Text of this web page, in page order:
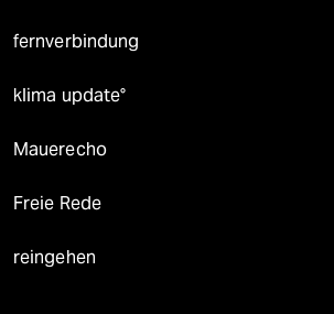
fernverbindung
klima update°
Mauerecho
Freie Rede
reingehen